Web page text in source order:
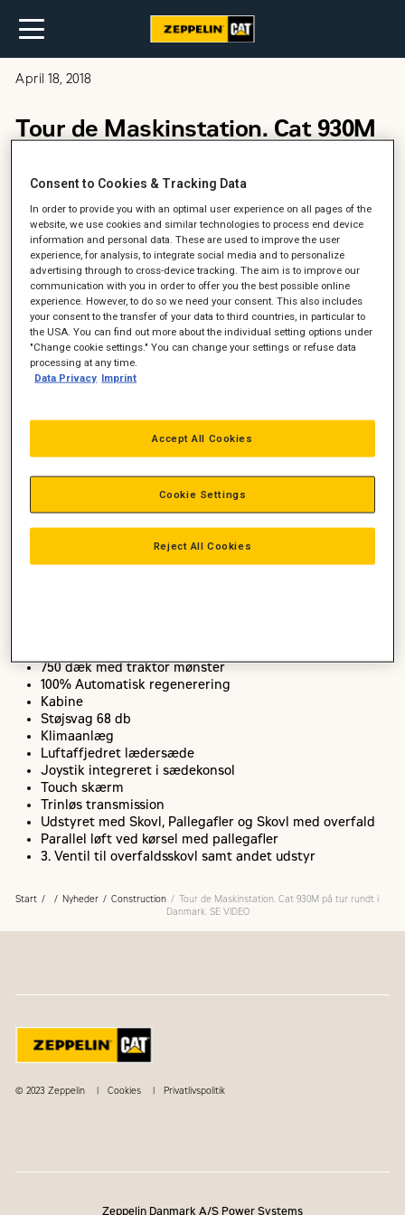
April 18, 2018
Tour de Maskinstation. Cat 930M
De næste 2 måneder turnerer vi rundt med vores Cat 930M
blandt udvalgte maskinstationer i Danmark. Følg med på
turen. Tag et billede af maskinen, når du ser den. Læg
billederne på facebook med
tourdemaskinstation eller#cat930m
powerbanks og kasketter fra Cat.
Maskinfakta Cat 930M på tur:
750 dæk med traktor mønster
100% Automatisk regenerering
Kabine
Støjsvag 68 db
Klimaanlæg
Luftaffjedret lædersæde
Joystik integreret i sædekonsol
Touch skærm
Trinløs transmission
Udstyret med Skovl, Pallegafler og Skovl med overfald
Parallel løft ved kørsel med pallegafler
3. Ventil til overfaldsskovl samt andet udstyr
Start Nyheder Construction
Tour de Maskinstation. Cat 930M på tur rundt i
Danmark. SE VIDEO
© 2023 Zeppelin Cookies Privatlivspolitik
Zeppelin Danmark A/S Power Systems
Consent to Cookies & Tracking Data
In order to provide you with an optimal user experience on all pages of the
website, we use cookies and similar technologies to process end device
information and personal data. These are used to improve the user
experience, for analysis, to integrate social media and to personalize
advertising through to cross-device tracking. The aim is to improve our
communication with you in order to offer you the best possible online
experience. However, to do so we need your consent. This also includes
your consent to the transfer of your data to third countries, in particular to
the USA. You can find out more about the individual setting options under
"Change cookie settings." You can change your settings or refuse data
processing at any time.
Data Privacy Imprint
Reject All Cookies
Accept All Cookies
Cookie Settings